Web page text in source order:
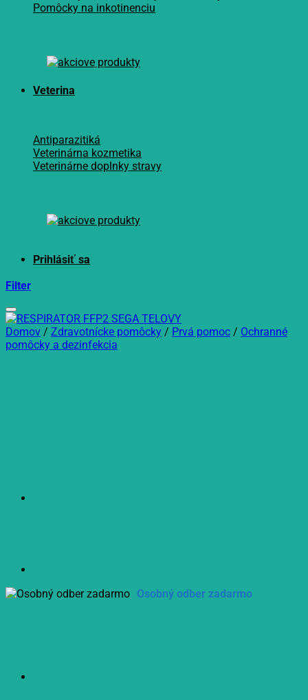
Pomôcky na inkotinenciu
Veterina
Antiparazitiká
Veterinárna kozmetika
Veterinárne doplnky stravy
Filter
Domov / Zdravotnícke pomôcky / Prvá pomoc / Ochranné
pomôcky a dezinfekcia
Osobný odber zadarmo